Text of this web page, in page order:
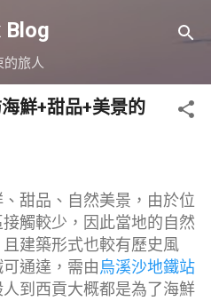
要內容
Blog
的旅人
鮮+甜品+美景的
甜品、自然美景，由於位
觸較少，因此當地的自然
建築形式也較有歷史風
通達，需由烏溪沙地鐵站
到西貢大概都是為了海鮮